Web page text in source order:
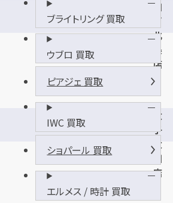
加
西
北
条
店
太
子
太
田
店
ブライトリング 買取
ウブロ 買取
ピアジェ 買取
IWC 買取
ショパール 買取
エルメス / 時計 買取